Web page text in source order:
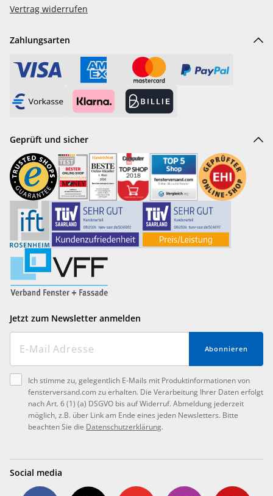
Vertrag widerrufen
Zahlungsarten
Geprüft und sicher
Jetzt zum Newsletter anmelden
Abonnieren
Ich stimme zu, gelegentlich E-Mails mit Produktinformationen von
fensterversand.com zu erhalten. Die Verarbeitung Ihrer Daten erfolgt
nach Art. 6 (1) (a) DSGVO bis auf Widerruf. Abmeldung jederzeit
möglich, z.B. über Link am Ende eines jeden Newsletters. Bitte
beachten Sie die Datenschutzerklärung.
Social media